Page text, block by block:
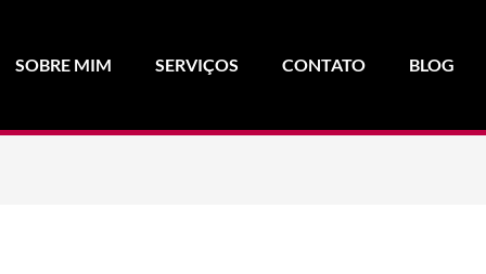
SOBRE MIM SERVIÇOS CONTATO BLOG